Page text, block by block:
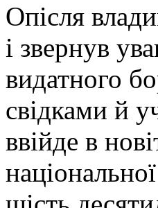
Опісля
і звернув
видатного
свідками й
ввійде в